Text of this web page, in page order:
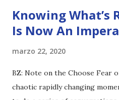
Knowing What’s
Is Now An
marzo 22, 2020
BZ: Note on the Choose Fear
chaotic rapidly changing